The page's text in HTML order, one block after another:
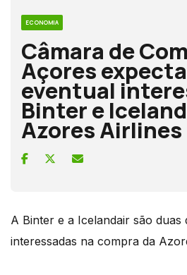
ECONOMIA
Câmara de
Açores
eventual
Binter e
Azores Airlines
A Binter e a Icelandair são duas
interessadas na compra da